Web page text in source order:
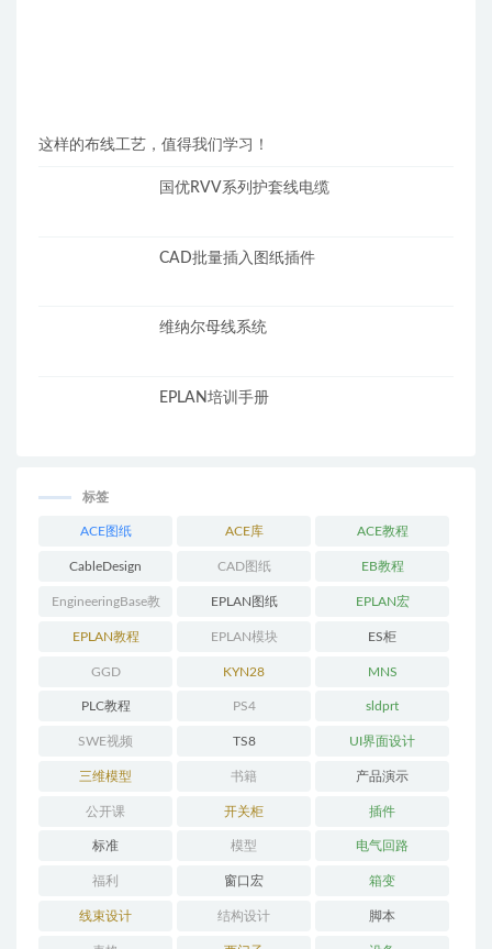
这样的布线工艺，值得我们学习！
国优RVV系列护套线电缆
CAD批量插入图纸插件
维纳尔母线系统
EPLAN培训手册
标签
ACE图纸 ACE库 ACE教程
CableDesign CAD图纸 EB教程
EngineeringBase教
程
EPLAN图纸 EPLAN宏
EPLAN教程 EPLAN模块 ES柜
GGD KYN28 MNS
PLC教程 PS4 sldprt
SWE视频 TS8 UI界面设计
三维模型 书籍 产品演示
公开课 开关柜 插件
标准 模型 电气回路
福利 窗口宏 箱变
线束设计 结构设计 脚本